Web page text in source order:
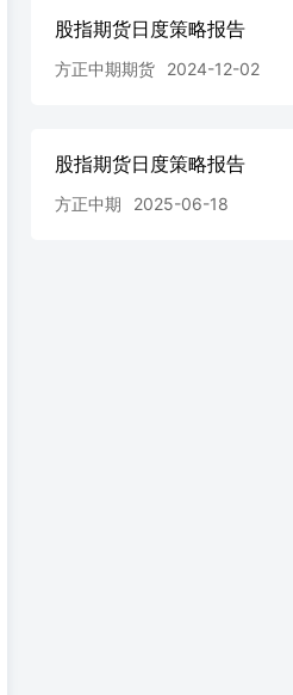
股指期货日度策略报告
方正中期期货 2024-12-02
股指期货日度策略报告
方正中期 2025-06-18